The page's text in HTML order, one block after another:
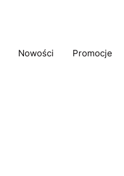
Nowości Promocje